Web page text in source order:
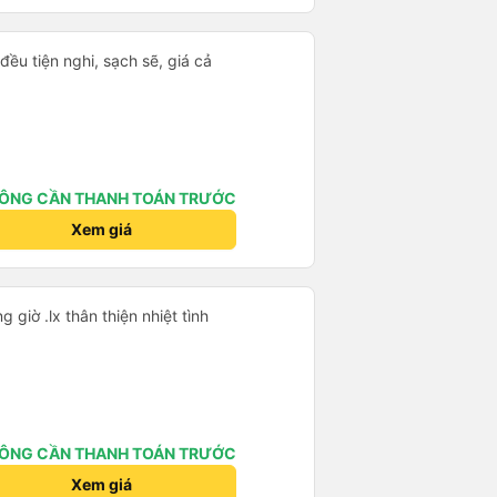
rất thoải mái, và chuyến đi
tiện nghi với ghế ngồi êm
giác dễ chịu trong suốt hành
tuyệt vời — rất đáng để giới
tiện nghi, sạch sẽ, giá cả
CẦN THANH TOÁN TRƯỚC
Xem giá
Rất tiện nghi thoải mái đi đúng giờ .lx thân thiện nhiệt tình
CẦN THANH TOÁN TRƯỚC
Xem giá